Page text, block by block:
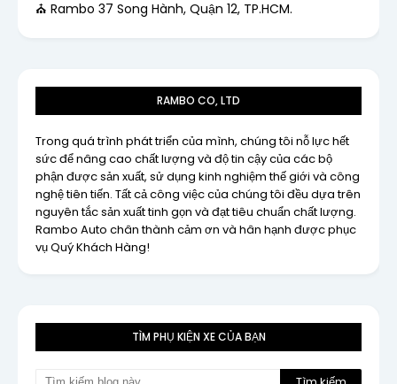
⛪ Rambo 37 Song Hành, Quận 12, TP.HCM.
RAMBO CO, LTD
Trong quá trình phát triển của mình, chúng tôi nỗ lực hết
sức để nâng cao chất lượng và độ tin cậy của các bộ
phận được sản xuất, sử dụng kinh nghiệm thế giới và công
nghệ tiên tiến. Tất cả công việc của chúng tôi đều dựa trên
nguyên tắc sản xuất tinh gọn và đạt tiêu chuẩn chất lượng.
Rambo Auto chân thành cảm ơn và hân hạnh được phục
vụ Quý Khách Hàng!
TÌM PHỤ KIỆN XE CỦA BẠN